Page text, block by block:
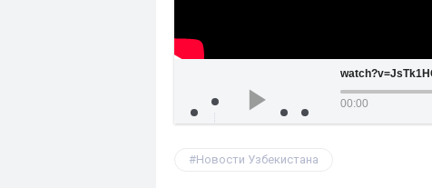
00:00
Новости Узбекистана